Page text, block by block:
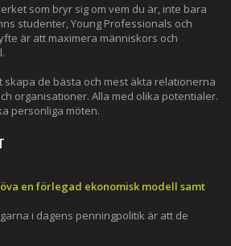
som bryr sig om vem du är, inte bara
studenter, Young Professionals och
är att maximera människors och
skapa de bästa och mest äkta relationerna
organisationer. Alla med olika potentialer.
personliga möten.
en förlegad ekonomisk modell samt
i dagens penningpolitik är att de